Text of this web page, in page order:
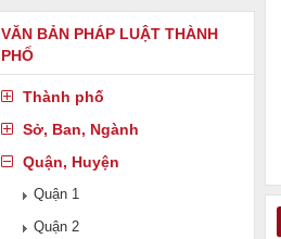
VĂN BẢN PHÁP LUẬT THÀNH
PHỐ
Thành phố
Sở, Ban, Ngành
Quận, Huyện
Quận 1
Quận 2